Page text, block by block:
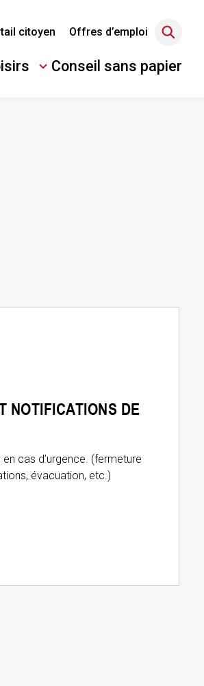
citoyen Offres d’emploi
Conseil sans papier
NOTIFICATIONS DE
cas d’urgence. (fermeture
évacuation, etc.)